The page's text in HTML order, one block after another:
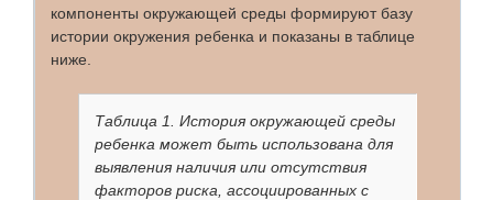
компоненты окружающей среды формируют базу
истории окружения ребенка и показаны в таблице
ниже.
Таблица 1. История окружающей среды
ребенка может быть использована для
выявления наличия или отсутствия
факторов риска, ассоциированных с